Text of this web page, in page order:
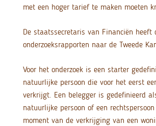
met een hoger tarief te maken moeten
De staatssecretaris van Financiën heeft
onderzoeksrapporten naar de Tweede
Voor het onderzoek is een starter
natuurlijke persoon die voor het eerst
verkrijgt. Een belegger is gedefinieerd
natuurlijke persoon of een
moment van de verkrijging van een